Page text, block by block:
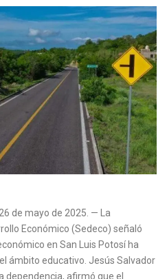
de mayo de 2025. — La
Económico (Sedeco) señaló
en San Luis Potosí ha
ámbito educativo. Jesús Salvador
dependencia, afirmó que el